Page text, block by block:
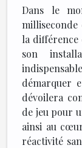
Dans le
la différence
son
démarquer
dévoilera
de jeu pour
ainsi au
réactivité